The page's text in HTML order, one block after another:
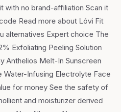
no brand-affiliation Scan it
Read more about Lóvi Fit
alternatives Expert choice The
Exfoliating Peeling Solution
Anthelios Melt-In Sunscreen
Water-Infusing Electrolyte Face
for money See the safety of
and moisturizer derived